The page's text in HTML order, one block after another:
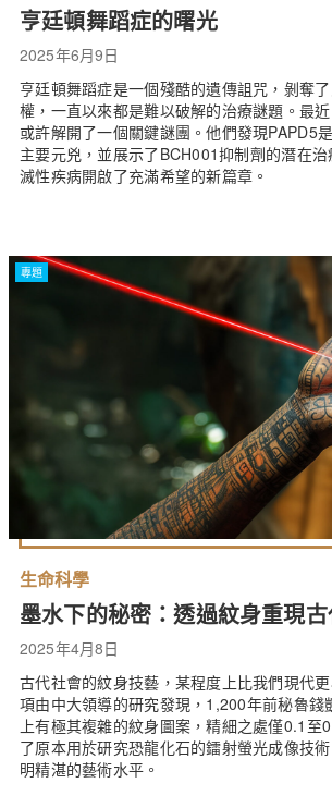
亨廷頓舞蹈症的曙光
2025年6月9日
亨廷頓舞蹈症是一個殘酷的遺傳詛咒，剝奪
權，一直以來都是難以破解的治療謎題。最
或許解開了一個關鍵謎團。他們發現PAPD5
主要元兇，並展示了BCH001抑制劑的潛在
滅性疾病開啟了充滿希望的新篇章。
專題
生命科學
墨水下的秘密：透過紋身重現
2025年4月8日
古代社會的紋身技藝，某程度上比我們現代
項由中大領導的研究發現，1,200年前秘魯錢
上有極其複雜的紋身圖案，精細之處僅0.1至
了原本用於研究恐龍化石的鐳射螢光成像技
明精湛的藝術水平。